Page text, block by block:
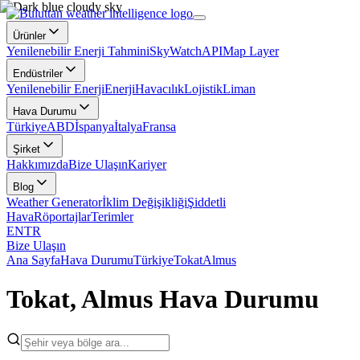
Ürünler
Yenilenebilir Enerji TahminiSkyWatchAPIMap Layer
Endüstriler
Yenilenebilir EnerjiEnerjiHavacılıkLojistikLiman
Hava Durumu
TürkiyeABDİspanyaİtalyaFransa
Şirket
HakkımızdaBize UlaşınKariyer
Blog
Weather Generatorİklim DeğişikliğiŞiddetli
HavaRöportajlarTerimler
ENTR
Bize Ulaşın
Ana SayfaHava DurumuTürkiyeTokatAlmus
Tokat, Almus Hava Durumu